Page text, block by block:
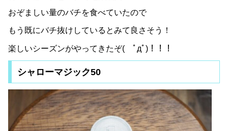
おぞましい量のバチを食べていたので
もう既にバチ抜けしているとみて良さそう！
楽しいシーズンがやってきたぞ( ﾟдﾟ)！！！
シャローマジック50